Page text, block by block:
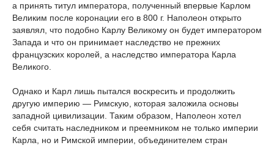
а принять титул императора, полученный впервые Карлом
Великим после коронации его в 800 г. Наполеон открыто
заявлял, что подобно Карлу Великому он будет императором
Запада и что он принимает наследство не прежних
французских королей, а наследство императора Карла
Великого.
Однако и Карл лишь пытался воскресить и продолжить
другую империю — Римскую, которая заложила основы
западной цивилизации. Таким образом, Наполеон хотел
себя считать наследником и преемником не только империи
Карла, но и Римской империи, объединителем стран